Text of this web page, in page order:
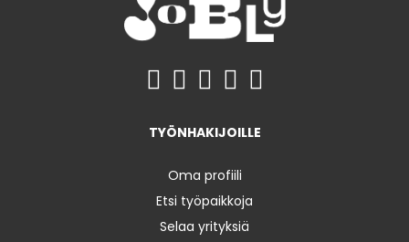
TYÖNHAKIJOILLE
Oma profiili
Etsi työpaikkoja
Selaa yrityksiä